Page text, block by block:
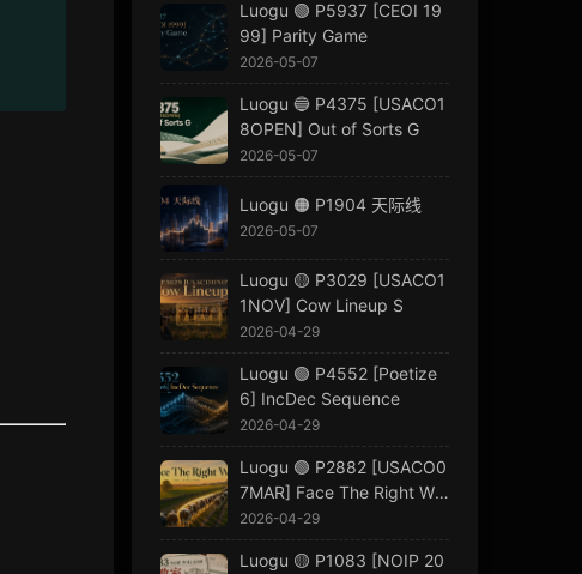
Luogu 🟢 P5937 [CEOI 19
99] Parity Game
2026-05-07
Luogu 🔵 P4375 [USACO1
8OPEN] Out of Sorts G
2026-05-07
Luogu 🟠 P1904 天际线
2026-05-07
Luogu 🟡 P3029 [USACO1
1NOV] Cow Lineup S
2026-04-29
Luogu 🟢 P4552 [Poetize
6] IncDec Sequence
2026-04-29
Luogu 🟢 P2882 [USACO0
7MAR] Face The Right Wa
y G
2026-04-29
Luogu 🟡 P1083 [NOIP 20